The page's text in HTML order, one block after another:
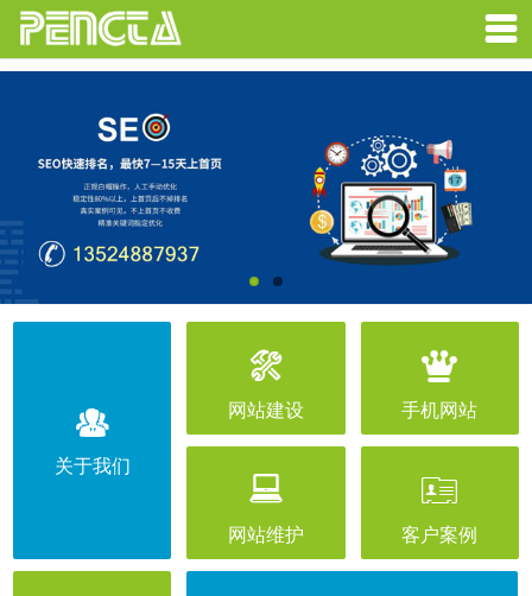


关于我们

网站建设

手机网站

网站维护

客户案例